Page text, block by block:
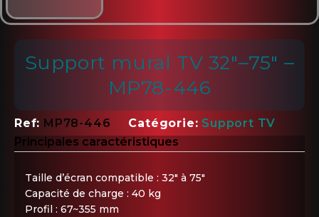
Support mural TV 32"–75" –
MP78-446
Ref MP78-446 Catégorie
Support TV
Principales caractéristiques
Taille d’écran compatible : 32" à 75"
Capacité de charge : 40 kg
Profil : 67~355 mm